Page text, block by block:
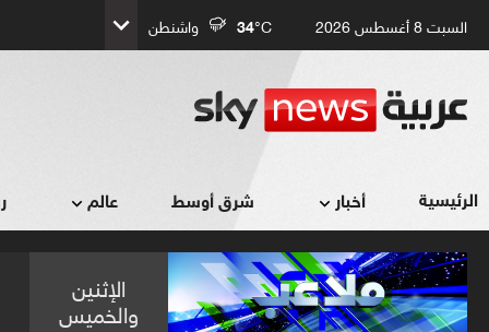
السبت 8 أغسطس 2026 34°C واشنطن
الرئيسية أخبار شرق أوسط عالم
الإثنين
والخميس